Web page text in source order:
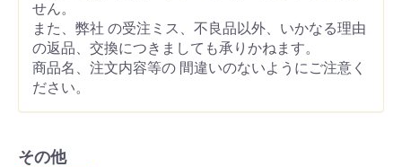
せん。
また、弊社 の受注ミス、不良品以外、いかなる理由
の返品、交換につきましても承りかねます。
商品名、注文内容等の 間違いのないようにご注意く
ださい。
その他